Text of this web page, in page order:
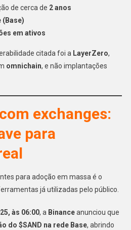
de cerca de 2 anos
(Base)
em ativos
citada foi a LayerZero,
omnichain, e não implantações
exchanges:
para
para adoção em massa é o
já utilizadas pelo público.
às 06:00, a Binanceanunciou que
do $SAND na rede Base, abrindo